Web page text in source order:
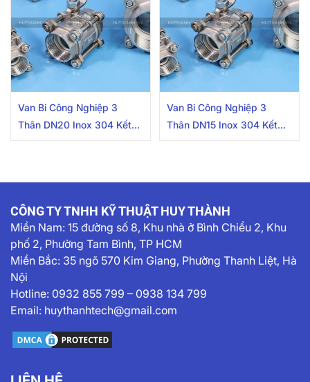
Van Bi Công Nghiệp 3
Thân DN20 Inox 304 Kết
Van Bi Công Nghiệp 3
Thân DN15 Inox 304 Kết
CÔNG TY TNHH KỸ THUẬT HUY THÀNH
Miền Nam: 15 đường số 8, Khu nhà ở Bình Chiểu 2, Khu
phố 2, Phường Tam Bình, TP HCM
Miền Bắc: 35 ngõ 570 Kim Giang, Phường Thanh Liệt, Hà
Nội
Hotline: 0932 855 799 – 0938 134 799
Email: huythanhtech@gmail.com